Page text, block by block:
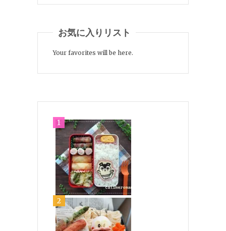
お気に入りリスト
Your favorites will be here.